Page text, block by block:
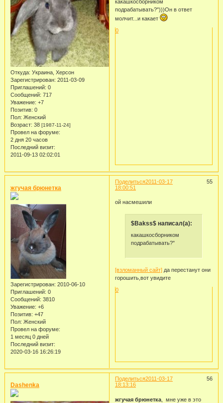
Откуда: Украина, Херсон
Зарегистрирован: 2011-03-09
Приглашений: 0
Сообщений: 717
Уважение: +7
Позитив: 0
Пол: Женский
Возраст: 38 [1987-11-24]
Провел на форуме:
2 дня 20 часов
Последний визит:
2011-09-13 02:02:01
какашкосборником
подрабатывать?")))Он в ответ
молчит...и какает
0
Поделиться 55
2011-03-17
18:00:51
жгучая брюнетка
Зарегистрирован: 2010-06-10
Приглашений: 0
Сообщений: 3810
Уважение: +6
Позитив: +47
Пол: Женский
Провел на форуме:
1 месяц 0 дней
Последний визит:
2020-03-16 16:26:19
ой насмешили
$Bakss$ написал(а):
какашкосборником
подрабатывать?"
[взломанный сайт] да перестанут они
горошить,вот увидите
0
Поделиться 56
2011-03-17
18:13:16
Dashenka
жгучая брюнетка, мне уже в это